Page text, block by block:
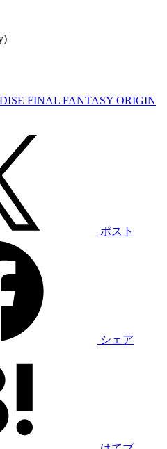
FINAL FANTASY ORIGIN
ポスト
シェア